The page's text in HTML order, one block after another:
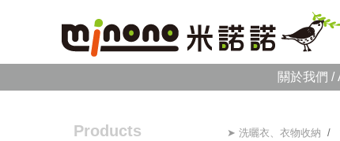
關於我們 /
Products ➤ 洗曬衣、衣物收納 /